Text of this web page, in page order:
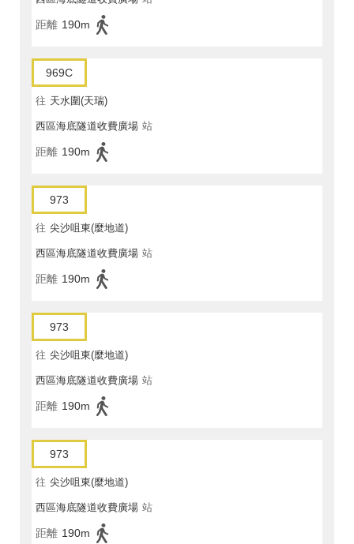
距離 190m
969C
往 天水圍(天瑞)
西區海底隧道收費廣場 站
距離 190m
973
往 尖沙咀東(麼地道)
西區海底隧道收費廣場 站
距離 190m
973
往 尖沙咀東(麼地道)
西區海底隧道收費廣場 站
距離 190m
973
往 尖沙咀東(麼地道)
西區海底隧道收費廣場 站
距離 190m